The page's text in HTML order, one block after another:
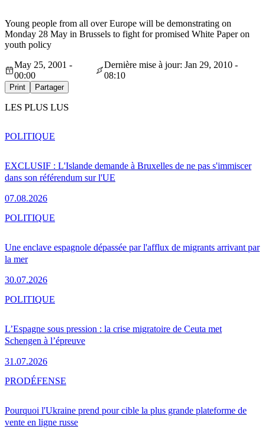
Young people from all over Europe will be demonstrating on
Monday 28 May in Brussels to fight for promised White Paper on
youth policy
May 25, 2001 -
00:00
Dernière mise à jour: Jan 29, 2010 -
08:10
Print Partager
LES PLUS LUS
EXCLUSIF : L'Islande demande à Bruxelles de ne pas s'immiscer
dans son référendum sur l'UE
07.08.2026
POLITIQUE
Une enclave espagnole dépassée par l'afflux de migrants arrivant par
la mer
30.07.2026
POLITIQUE
L’Espagne sous pression : la crise migratoire de Ceuta met
Schengen à l’épreuve
31.07.2026
POLITIQUE
Pourquoi l'Ukraine prend pour cible la plus grande plateforme de
vente en ligne russe
PRODÉFENSE